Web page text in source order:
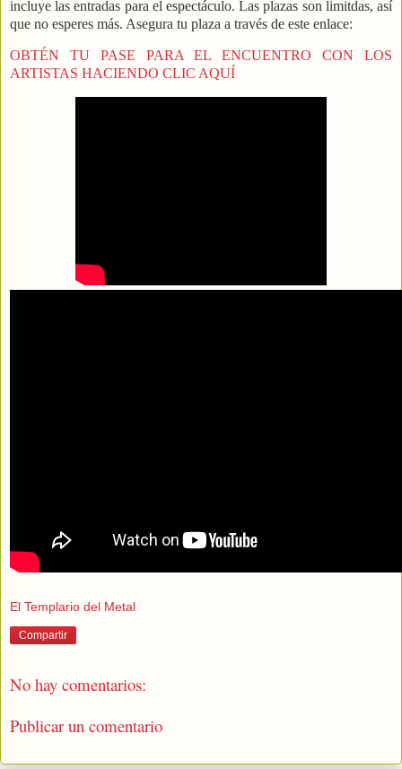
incluye las entradas para el espectáculo. Las plazas son limitdas, así
que no esperes más. Asegura tu plaza a través de este enlace:
OBTÉN TU PASE PARA EL ENCUENTRO CON LOS
ARTISTAS HACIENDO CLIC AQUÍ
El Templario del Metal
Compartir
No hay comentarios:
Publicar un comentario